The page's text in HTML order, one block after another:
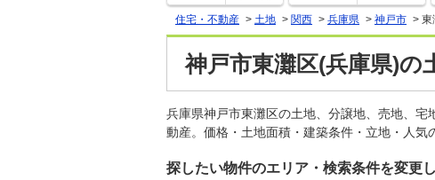
住宅・不動産 > 土地 > 関西 > 兵庫県 > 神戸市 > 東
神戸市東灘区(兵庫県)の
兵庫県神戸市東灘区の土地、分譲地、売地、
動産。価格・土地面積・建築条件・立地・人気
探したい物件のエリア・検索条件を変更